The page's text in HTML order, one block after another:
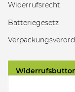
Widerrufsrecht
Batteriegesetz